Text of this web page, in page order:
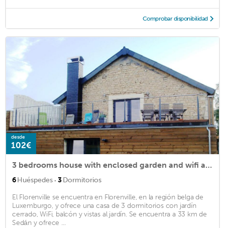
Comprobar disponibilidad
desde
102€
3 bedrooms house with enclosed garden and wifi at Florenville
6Huéspedes · 3Dormitorios
El Florenville se encuentra en Florenville, en la región belga de
Luxemburgo, y ofrece una casa de 3 dormitorios con jardín
cerrado, WiFi, balcón y vistas al jardín. Se encuentra a 33 km de
Sedán y ofrece ...